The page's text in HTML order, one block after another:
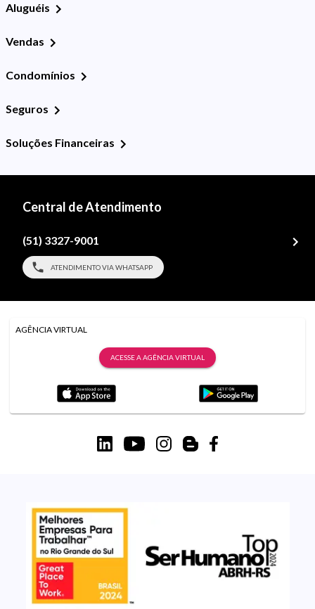
Aluguéis
Vendas
Condomínios
Seguros
Soluções Financeiras
Central de Atendimento
(51) 3327-9001
ATENDIMENTO VIA WHATSAPP
AGÊNCIA VIRTUAL
ACESSE A AGÊNCIA VIRTUAL